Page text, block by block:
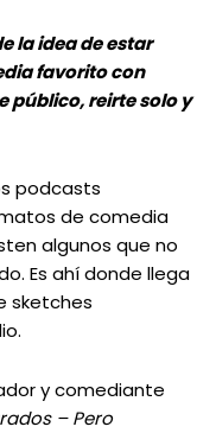
la idea de estar
favorito con
público, reirte solo y
podcasts
de comedia
algunos que no
Es ahí donde llega
sketches
y comediante
– Pero